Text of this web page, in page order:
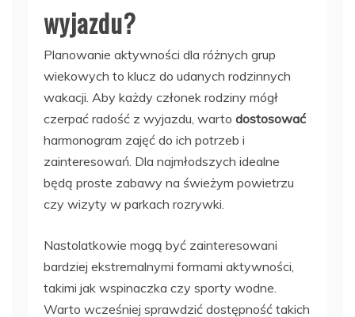
wyjazdu?
Planowanie aktywności dla różnych grup
wiekowych to klucz do udanych rodzinnych
wakacji. Aby każdy członek rodziny mógł
czerpać radość z wyjazdu, warto dostosować
harmonogram zajęć do ich potrzeb i
zainteresowań. Dla najmłodszych idealne
będą proste zabawy na świeżym powietrzu
czy wizyty w parkach rozrywki.
Nastolatkowie mogą być zainteresowani
bardziej ekstremalnymi formami aktywności,
takimi jak wspinaczka czy sporty wodne.
Warto wcześniej sprawdzić dostępność takich